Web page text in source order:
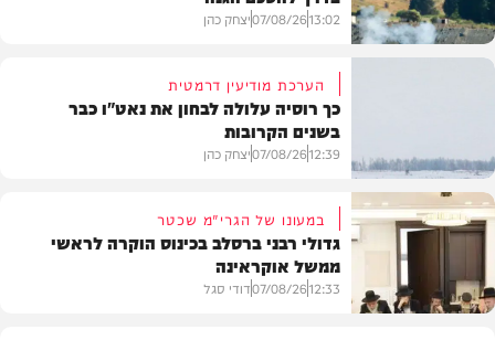
13:02
07/08/26יצחק כהן
הערכת מודיעין דרמטית
כך רוסיה עלולה לבחון את נאט"ו כבר
בשנים הקרובות
12:39
07/08/26יצחק כהן
במעונו של הגרי"מ שכטר
גדולי רבני ברסלב בכינוס הוקרה לראשי
ממשל אוקראינה
12:33
07/08/26דודי סגל